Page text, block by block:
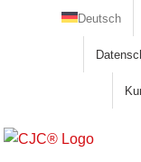
Deutsch